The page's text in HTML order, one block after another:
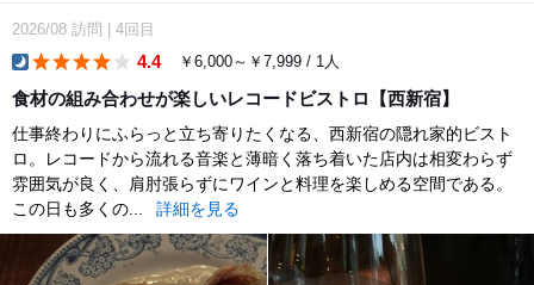
2026/08 訪問 4回目
4.4 ￥6,000～￥7,999 / 1人
食材の組み合わせが楽しいレコードビストロ【西新宿】
仕事終わりにふらっと立ち寄りたくなる、西新宿の隠れ家的ビスト
ロ。レコードから流れる音楽と薄暗く落ち着いた店内は相変わらず
雰囲気が良く、肩肘張らずにワインと料理を楽しめる空間である。
この日も多くの...
詳細を見る